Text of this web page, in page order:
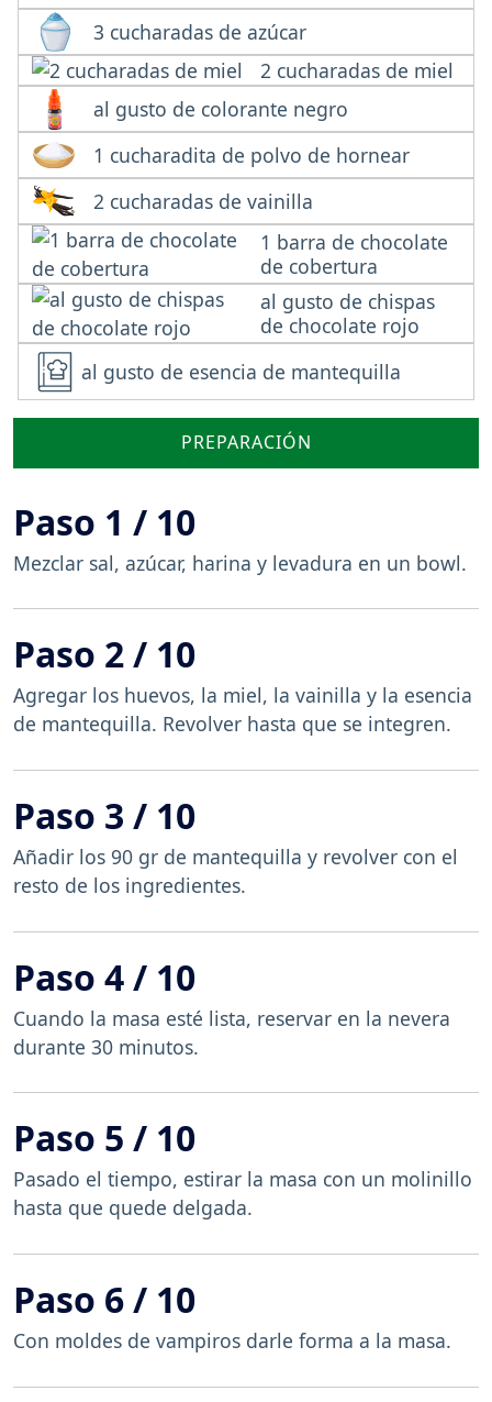
3 cucharadas de azúcar
2 cucharadas de miel
al gusto de colorante negro
1 cucharadita de polvo de hornear
2 cucharadas de vainilla
1 barra de chocolate
de cobertura
al gusto de chispas
de chocolate rojo
al gusto de esencia de mantequilla
PREPARACIÓN
Paso 1 / 10
Mezclar sal, azúcar, harina y levadura en un bowl.
Paso 2 / 10
Agregar los huevos, la miel, la vainilla y la esencia
de mantequilla. Revolver hasta que se integren.
Paso 3 / 10
Añadir los 90 gr de mantequilla y revolver con el
resto de los ingredientes.
Paso 4 / 10
Cuando la masa esté lista, reservar en la nevera
durante 30 minutos.
Paso 5 / 10
Pasado el tiempo, estirar la masa con un molinillo
hasta que quede delgada.
Paso 6 / 10
Con moldes de vampiros darle forma a la masa.